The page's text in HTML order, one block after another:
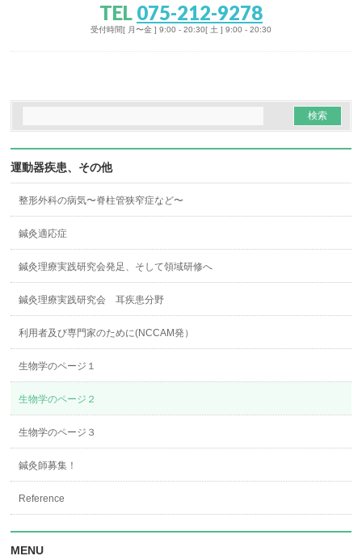
TEL 075-212-9278
受付時間[ 月〜金 ] 9:00 - 20:30[ 土 ] 9:00 - 20:30
運動器疾患、その他
整形外科の病気〜脊柱管狭窄症など〜
鍼灸適応症
鍼灸理療実践研究会発足、そして領域研修へ
鍼灸理療実践研究会 耳疾患分野
利用者及び専門家のために(NCCAM発）
生物学のページ１
生物学のページ２
生物学のページ３
鍼灸師募集！
Reference
MENU